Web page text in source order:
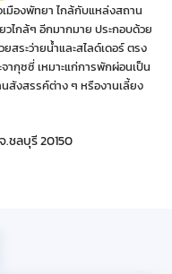
เมืองพัทยา ไกล้กับแหล่งสถาน
ไกล้ๆ อีกมากมาย ประกอบด้วย
ระว่ายน้ำและสไลด์เดอร์ ตรง
ากุซซี่ เหมาะแก่การพักผ่อนเป็น
สังสรรค์ต่าง ๆ หรืองานเลี้ยง
.ชลบุรี 20150